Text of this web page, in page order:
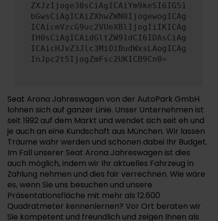
ZXJzIjoge30sCiAgICAiYm9keSI6IG51
bGwsCiAgICAiZXhwZWN0IjogewogICAg
ICAicmVzcG9uc2VUeXBlIjogIiIKICAg
IH0sCiAgICAidGltZW91dCI6IDAsCiAg
ICAicHJvZ3Jlc3MiOiBudWxsLAogICAg
InJpc2t5IjogZmFsc2UKICB9Cn0=
Seat Arona Jahreswagen von der AutoPark GmbH
lohnen sich auf ganzer Linie. Unser Unternehmen ist
seit 1992 auf dem Markt und wendet sich seit eh und
je auch an eine Kundschaft aus München. Wir lassen
Träume wahr werden und schonen dabei Ihr Budget.
Im Fall unserer Seat Arona Jahreswagen ist dies
auch möglich, indem wir Ihr aktuelles Fahrzeug in
Zahlung nehmen und dies fair verrechnen. Wie wäre
es, wenn Sie uns besuchen und unsere
Präsentationsfläche mit mehr als 12.600
Quadratmeter kennenlernen? Vor Ort beraten wir
Sie kompetent und freundlich und zeigen Ihnen als